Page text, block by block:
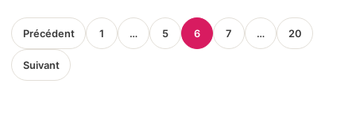
Pagination
des
Précédent 1 … 5 6 7 … 20
Suivant